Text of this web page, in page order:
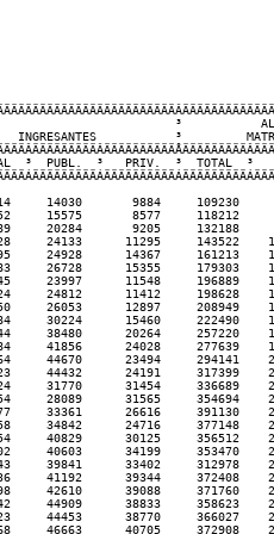
³
³
PUBL.  ³   PRIV.  ³  TOTAL  ³
14030       9884     109230
15575       8577     118212
20284       9205     132188
24133      11295     143522
24928      14367     161213
26728      15355     179303
23997      11548     196889
24812      11412     198628
26053      12897     208949
30224      15460     222490
38480      20264     257220
41856      24028     277639
44670      23494     294141
44432      24191     317399
31770      31454     336689
28089      31565     354694
33361      26616     391130
34842      24716     377148
40829      30125     356512
40603      34199     353470
39841      33402     312978
41192      39344     372408
42610      39088     371760
44909      38833     358623
44453      38770     366027
46663      40705     372908